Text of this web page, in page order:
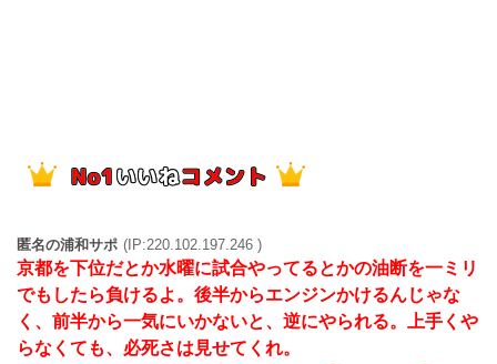
匿名の浦和サポ (IP:220.102.197.246 )
京都を下位だとか水曜に試合やってるとかの油断を一ミリ
でもしたら負けるよ。後半からエンジンかけるんじゃな
く、前半から一気にいかないと、逆にやられる。上手くや
らなくても、必死さは見せてくれ。